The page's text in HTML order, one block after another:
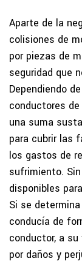
Aparte de la
colisiones de
por piezas de
seguridad que
Dependiendo
conductores
una suma
para cubrir las
los gastos de
sufrimiento.
disponibles
Si se
conducía de
conductor, a
por daños y